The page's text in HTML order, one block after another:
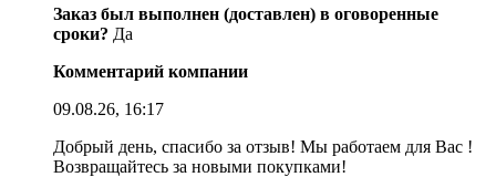
Заказ был выполнен (доставлен) в оговоренные
сроки? Да
Комментарий компании
09.08.26, 16:17
Добрый день, спасибо за отзыв! Мы работаем для Вас !
Возвращайтесь за новыми покупками!